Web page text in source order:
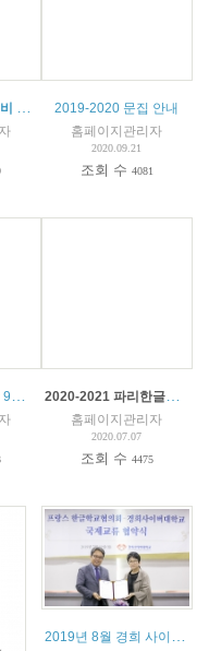
2020-2021년 협회비 및 등록금 납부 안내 (2 )
2019-2020 문집 안내
홈페이지관리자
2020.09.21
조회 수 4081
파리한글학교 개학 9월16일(수) 14시 - 총회 안내 및 회의록 2020-2021 파리한글학교 입학 안내
홈페이지관리자
2020.07.07
조회 수 4475